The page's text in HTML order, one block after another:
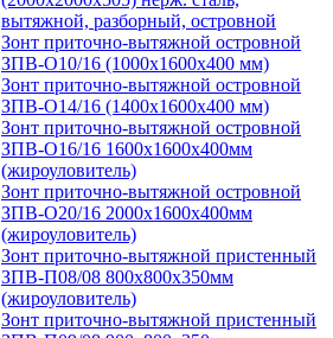
вытяжной, разборный, островной
Зонт приточно-вытяжной островной
ЗПВ-О10/16 (1000х1600х400 мм)
Зонт приточно-вытяжной островной
ЗПВ-О14/16 (1400х1600х400 мм)
Зонт приточно-вытяжной островной
ЗПВ-О16/16 1600х1600х400мм
(жироуловитель)
Зонт приточно-вытяжной островной
ЗПВ-О20/16 2000х1600х400мм
(жироуловитель)
Зонт приточно-вытяжной пристенный
ЗПВ-П08/08 800х800х350мм
(жироуловитель)
Зонт приточно-вытяжной пристенный